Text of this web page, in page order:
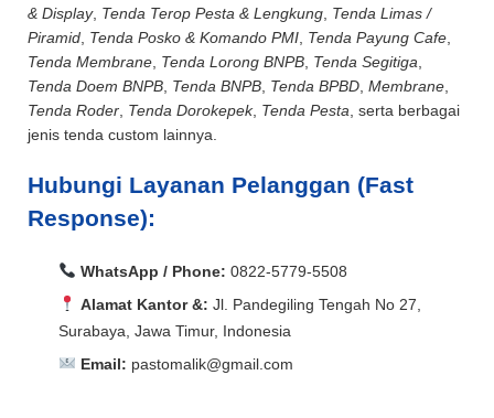
& Display, Tenda Terop Pesta & Lengkung Tenda Limas /
Piramid Tenda Posko & Komando PMI Tenda Payung Cafe
Tenda Membrane Tenda Lorong BNPB Tenda Segitiga
Tenda Doem BNPB Tenda BNPB Tenda BPBD Membrane
Tenda Roder Tenda Dorokepek, Tenda Pesta , serta berbagai
jenis tenda custom lainnya.
Hubungi Layanan Pelanggan (Fast
Response):
WhatsApp / Phone: 0822-5779-5508
Alamat Kantor &: Jl. Pandegiling Tengah No 27,
Surabaya, Jawa Timur, Indonesia
Email: pastomalik@gmail.com